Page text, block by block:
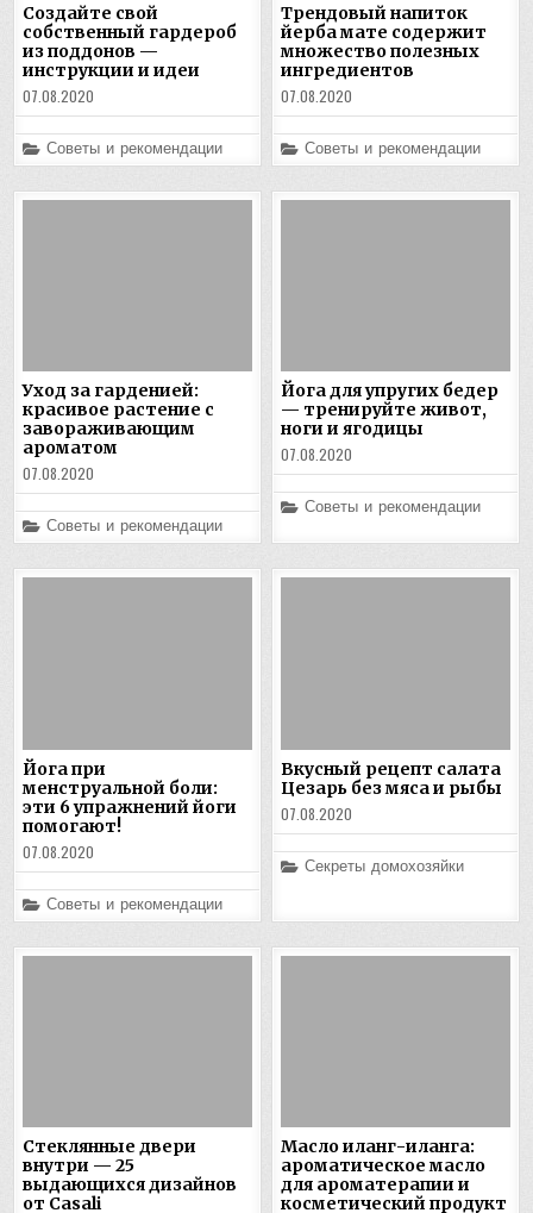
Создайте свой
собственный гардероб
из поддонов —
инструкции и идеи
07.08.2020
Posted
in
Советы и рекомендации
Трендовый напиток
йерба мате содержит
множество полезных
ингредиентов
07.08.2020
Posted
in
Советы и рекомендации
Уход за гарденией:
красивое растение с
завораживающим
ароматом
07.08.2020
Posted
in
Советы и рекомендации
Йога для упругих бедер
— тренируйте живот,
ноги и ягодицы
07.08.2020
Posted
Советы и рекомендации
Йога при
менструальной боли:
эти 6 упражнений йоги
помогают!
07.08.2020
Posted
in
Советы и рекомендации
Вкусный рецепт салата
Цезарь без мяса и рыбы
07.08.2020
Posted
Секреты домохозяйки
Стеклянные двери
внутри — 25
выдающихся дизайнов
от Casali
Масло иланг-иланга:
ароматическое масло
для ароматерапии и
косметический продукт